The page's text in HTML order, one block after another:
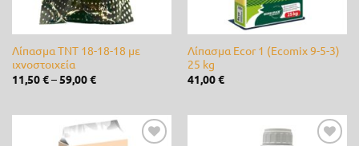
diMartino(0)
Duracell(0)
Efco
Energizer(0)
Λίπασμα TNT 18-18-18 με
ιχνοστοιχεία
11,50€–59,00€
Λίπασμα Ecor 1 (Ecomix 9-5-3)
25 kg
41,00€